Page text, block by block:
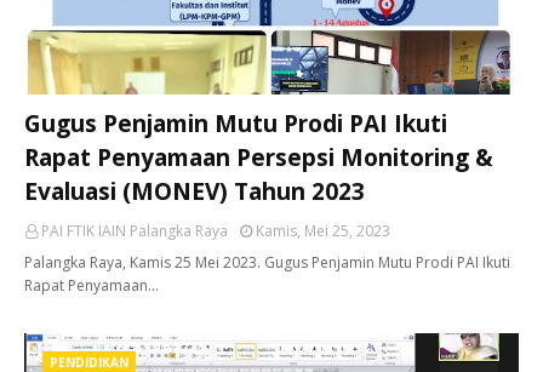
Gugus Penjamin Mutu Prodi PAI Ikuti
Rapat Penyamaan Persepsi Monitoring &
Evaluasi (MONEV) Tahun 2023
PAI FTIK IAIN Palangka Raya
Kamis, Mei 25, 2023
Palangka Raya, Kamis 25 Mei 2023. Gugus Penjamin Mutu Prodi PAI Ikuti
Rapat Penyamaan…
PENDIDIKAN